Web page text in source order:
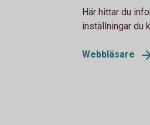
Här hittar du
inställningar du
Webbläsare